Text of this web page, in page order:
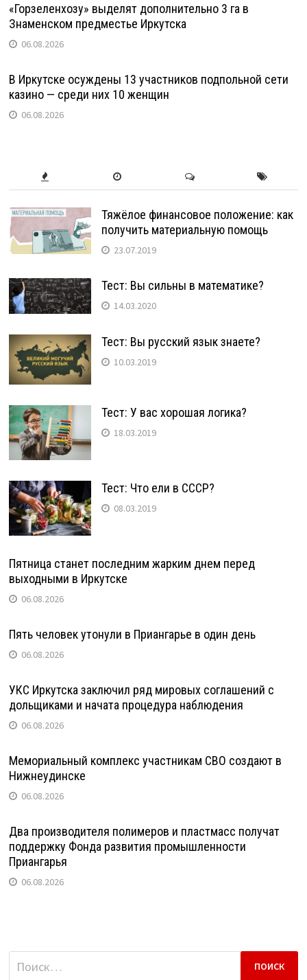
«Горзеленхозу» выделят дополнительно 3 га в
Знаменском предместье Иркутска
06.08.2026
В Иркутске осуждены 13 участников подпольной сети
казино — среди них 10 женщин
06.08.2026
Тяжёлое финансовое положение: как
получить материальную помощь
23.07.2019
Тест: Вы сильны в математике?
14.03.2020
Тест: Вы русский язык знаете?
10.03.2019
Тест: У вас хорошая логика?
18.03.2019
Тест: Что ели в СССР?
08.03.2019
Пятница станет последним жарким днем перед
выходными в Иркутске
06.08.2026
Пять человек утонули в Приангарье в один день
06.08.2026
УКС Иркутска заключил ряд мировых соглашений с
дольщиками и начата процедура наблюдения
06.08.2026
Мемориальный комплекс участникам СВО создают в
Нижнеудинске
06.08.2026
Два производителя полимеров и пластмасс получат
поддержку Фонда развития промышленности
Приангарья
06.08.2026
Найти: